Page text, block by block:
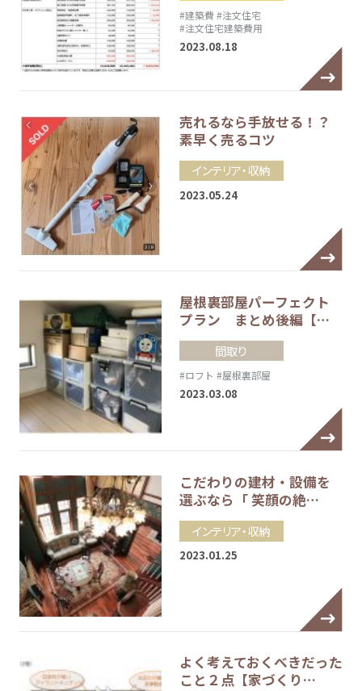
#建築費 #注文住宅
#注文住宅建築費用
2023.08.18
売れるなら手放せる！？
素早く売るコツ
インテリア・収納
2023.05.24
屋根裏部屋パーフェクト
プラン まとめ後編【…
間取り
#ロフト #屋根裏部屋
2023.03.08
こだわりの建材・設備を
選ぶなら「 笑顔の絶…
インテリア・収納
2023.01.25
よく考えておくべきだった
こと２点【家づくり…